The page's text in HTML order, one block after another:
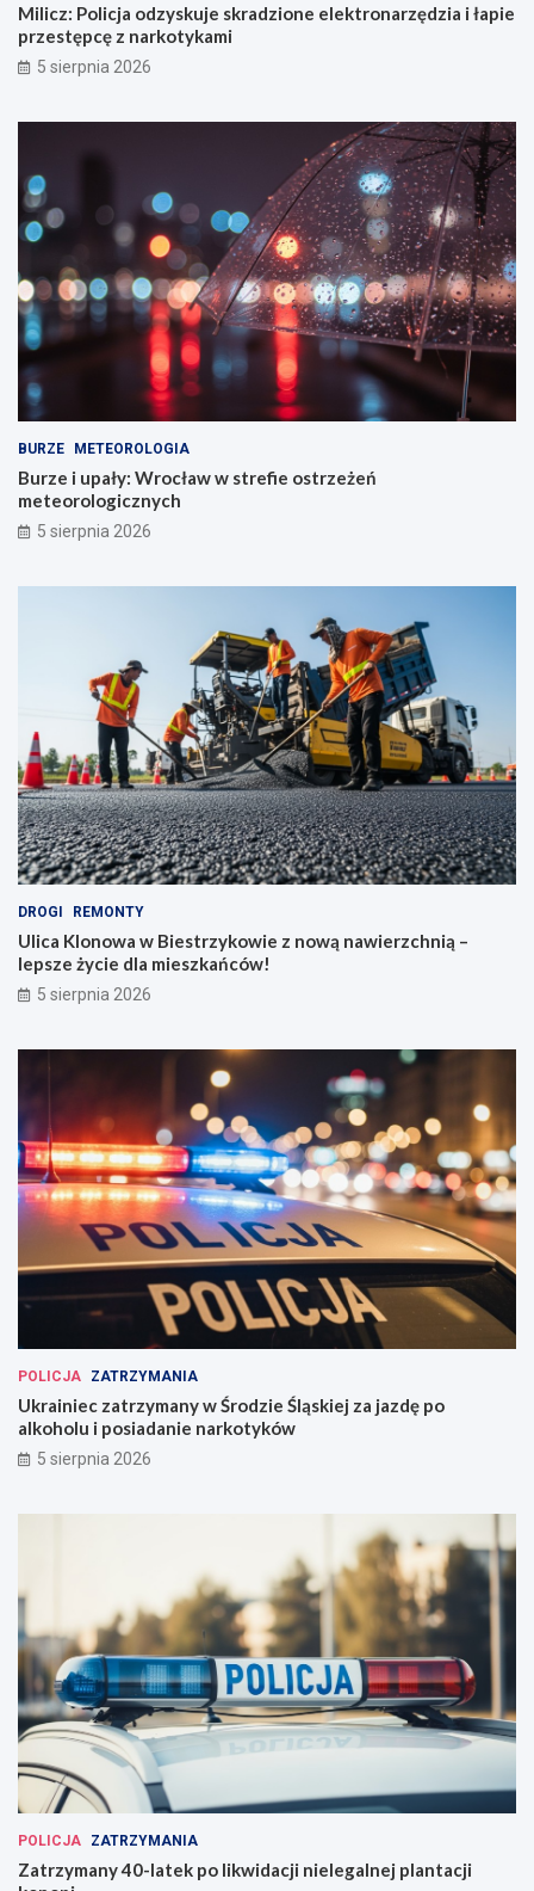
Milicz: Policja odzyskuje skradzione elektronarzędzia i łapie
przestępcę z narkotykami
5 sierpnia 2026
BURZE METEOROLOGIA
Burze i upały: Wrocław w strefie ostrzeżeń
meteorologicznych
5 sierpnia 2026
DROGI REMONTY
Ulica Klonowa w Biestrzykowie z nową nawierzchnią –
lepsze życie dla mieszkańców!
5 sierpnia 2026
POLICJA ZATRZYMANIA
Ukrainiec zatrzymany w Środzie Śląskiej za jazdę po
alkoholu i posiadanie narkotyków
5 sierpnia 2026
POLICJA ZATRZYMANIA
Zatrzymany 40-latek po likwidacji nielegalnej plantacji